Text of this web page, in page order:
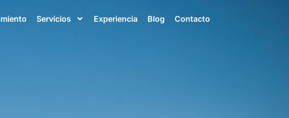
Servicios Experiencia Blog Contacto